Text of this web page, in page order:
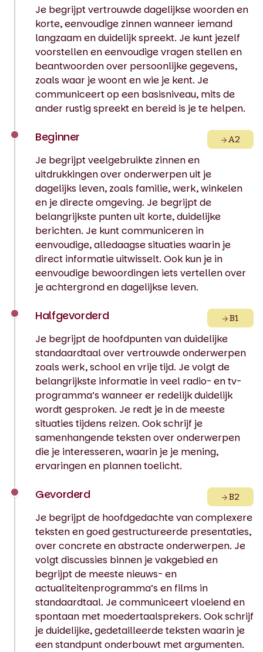
Je begrijpt vertrouwde dagelijkse woorden en
korte, eenvoudige zinnen wanneer iemand
langzaam en duidelijk spreekt. Je kunt jezelf
voorstellen en eenvoudige vragen stellen en
beantwoorden over persoonlijke gegevens,
zoals waar je woont en wie je kent. Je
communiceert op een basisniveau, mits de
ander rustig spreekt en bereid is je te helpen.
Beginner A2
Je begrijpt veelgebruikte zinnen en
uitdrukkingen over onderwerpen uit je
dagelijks leven, zoals familie, werk, winkelen
en je directe omgeving. Je begrijpt de
belangrijkste punten uit korte, duidelijke
berichten. Je kunt communiceren in
eenvoudige, alledaagse situaties waarin je
direct informatie uitwisselt. Ook kun je in
eenvoudige bewoordingen iets vertellen over
je achtergrond en dagelijkse leven.
Halfgevorderd B1
Je begrijpt de hoofdpunten van duidelijke
standaardtaal over vertrouwde onderwerpen
zoals werk, school en vrije tijd. Je volgt de
belangrijkste informatie in veel radio- en tv-
programma’s wanneer er redelijk duidelijk
wordt gesproken. Je redt je in de meeste
situaties tijdens reizen. Ook schrijf je
samenhangende teksten over onderwerpen
die je interesseren, waarin je je mening,
ervaringen en plannen toelicht.
Gevorderd B2
Je begrijpt de hoofdgedachte van complexere
teksten en goed gestructureerde presentaties,
over concrete en abstracte onderwerpen. Je
volgt discussies binnen je vakgebied en
begrijpt de meeste nieuws- en
actualiteitenprogramma’s en films in
standaardtaal. Je communiceert vloeiend en
spontaan met moedertaalsprekers. Ook schrijf
je duidelijke, gedetailleerde teksten waarin je
een standpunt onderbouwt met argumenten.